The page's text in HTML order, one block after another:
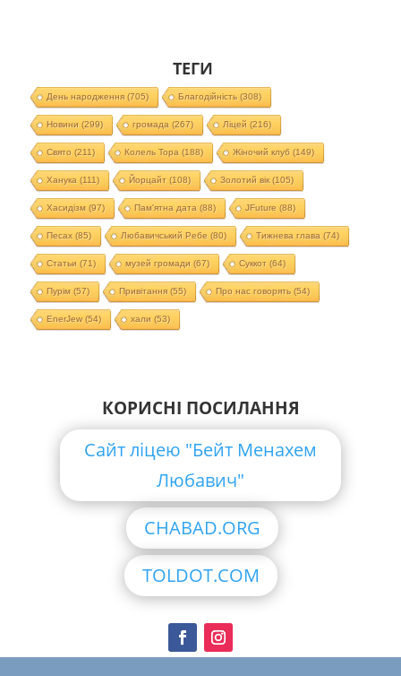
ТЕГИ
День народження(705) Благодійність (308)
Новини (299) громада (267) Ліцей (216)
Свято (211) Колель Тора (188) Жіночий клуб (149)
Ханука (111) Йорцайт (108) Золотий вік(105)
Хасидізм (97) Пам'ятна дата (88) JFuture (88)
Песах(85) Любавичський Ребе (80) Тижнева глава (74)
Статьи (71) музей громади (67) Суккот (64)
Пурім (57) Привітання(55) Про нас говорять (54)
EnerJew(54) хали (53)
КОРИСНІ ПОСИЛАННЯ
Сайт ліцею "Бейт Менахем
Любавич"
CHABAD.ORG
TOLDOT.COM